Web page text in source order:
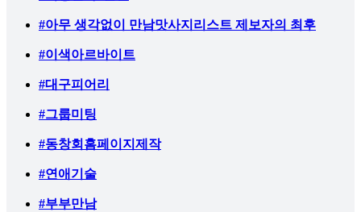
#아무 생각없이 만남맛사지리스트 제보자의 최후
#이색아르바이트
#대구피어리
#그룹미팅
#동창회홈페이지제작
#연애기술
#부부만남